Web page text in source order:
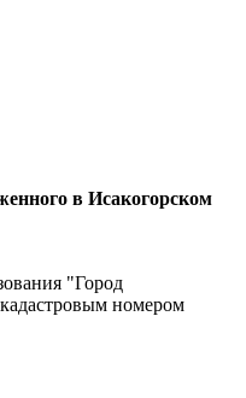
в Исакогорском
"Город
номером